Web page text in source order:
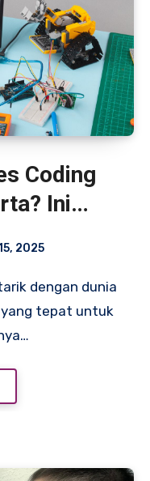
Coding
Ini
2025
tepat untuk